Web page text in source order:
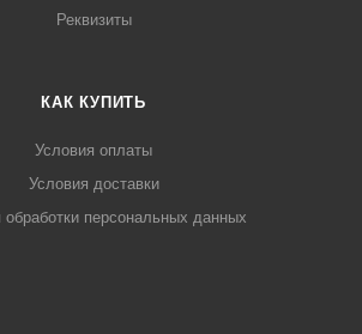
Реквизиты
КАК КУПИТЬ
Условия оплаты
Условия доставки
обработки персональных данных